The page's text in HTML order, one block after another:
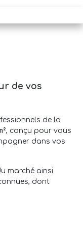
de vos
de la
, conçu pour vous
dans vos
marché ainsi
dont